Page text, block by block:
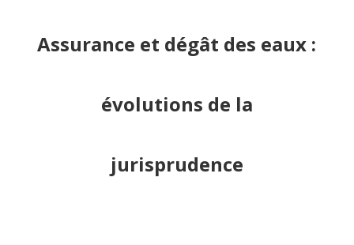
Assurance et dégât des eaux :
évolutions de la
jurisprudence